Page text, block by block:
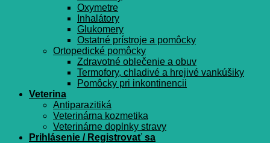
Oxymetre
Inhalátory
Glukomery
Ostatné prístroje a pomôcky
Ortopedické pomôcky
Zdravotné oblečenie a obuv
Termofory, chladivé a hrejivé vankúšiky
Pomôcky pri inkontinencii
Veterina
Antiparazitiká
Veterinárna kozmetika
Veterinárne doplnky stravy
Prihlásenie / Registrovať sa